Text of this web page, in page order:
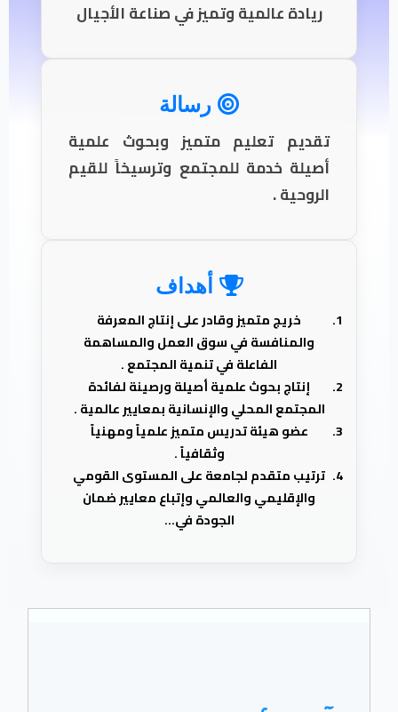
ريادة عالمية وتميز في صناعة الأجيال
رسالة
تقديم تعليم متميز وبحوث علمية
أصيلة خدمة للمجتمع وترسيخاً للقيم
الروحية .
أهداف
خريج متميز وقادر على إنتاج المعرفة
والمنافسة في سوق العمل والمساهمة
الفاعلة في تنمية المجتمع .
إنتاج بحوث علمية أصيلة ورصينة لفائدة
المجتمع المحلي والإنسانية بمعايير عالمية .
عضو هيئة تدريس متميز علمياً ومهنياً
وثقافياً .
ترتيب متقدم لجامعة على المستوى القومي
والإقليمي والعالمي وإتباع معايير ضمان
الجودة في...